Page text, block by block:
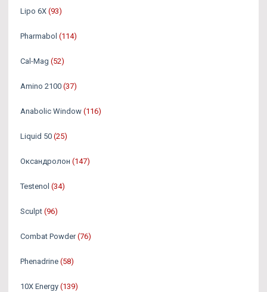
Lipo 6X (93)
Pharmabol (114)
Cal-Mag (52)
Amino 2100 (37)
Anabolic Window (116)
Liquid 50 (25)
Оксандролон (147)
Testenol (34)
Sculpt (96)
Combat Powder (76)
Phenadrine (58)
10X Energy (139)